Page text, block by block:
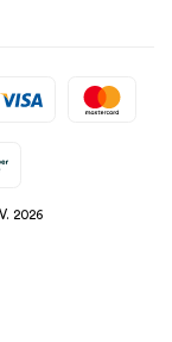
2026